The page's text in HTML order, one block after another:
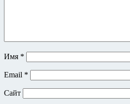
Имя *
Email *
Сайт